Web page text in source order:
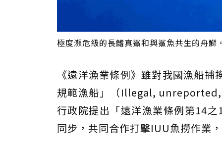
極度瀕危級的長鰭真鯊和與鯊魚共生的舟
《遠洋漁業條例》雖對我國漁船
規範漁船」（Illegal,
行政院提出「遠洋漁業條例第14
同步，共同合作打擊IUU魚撈作業